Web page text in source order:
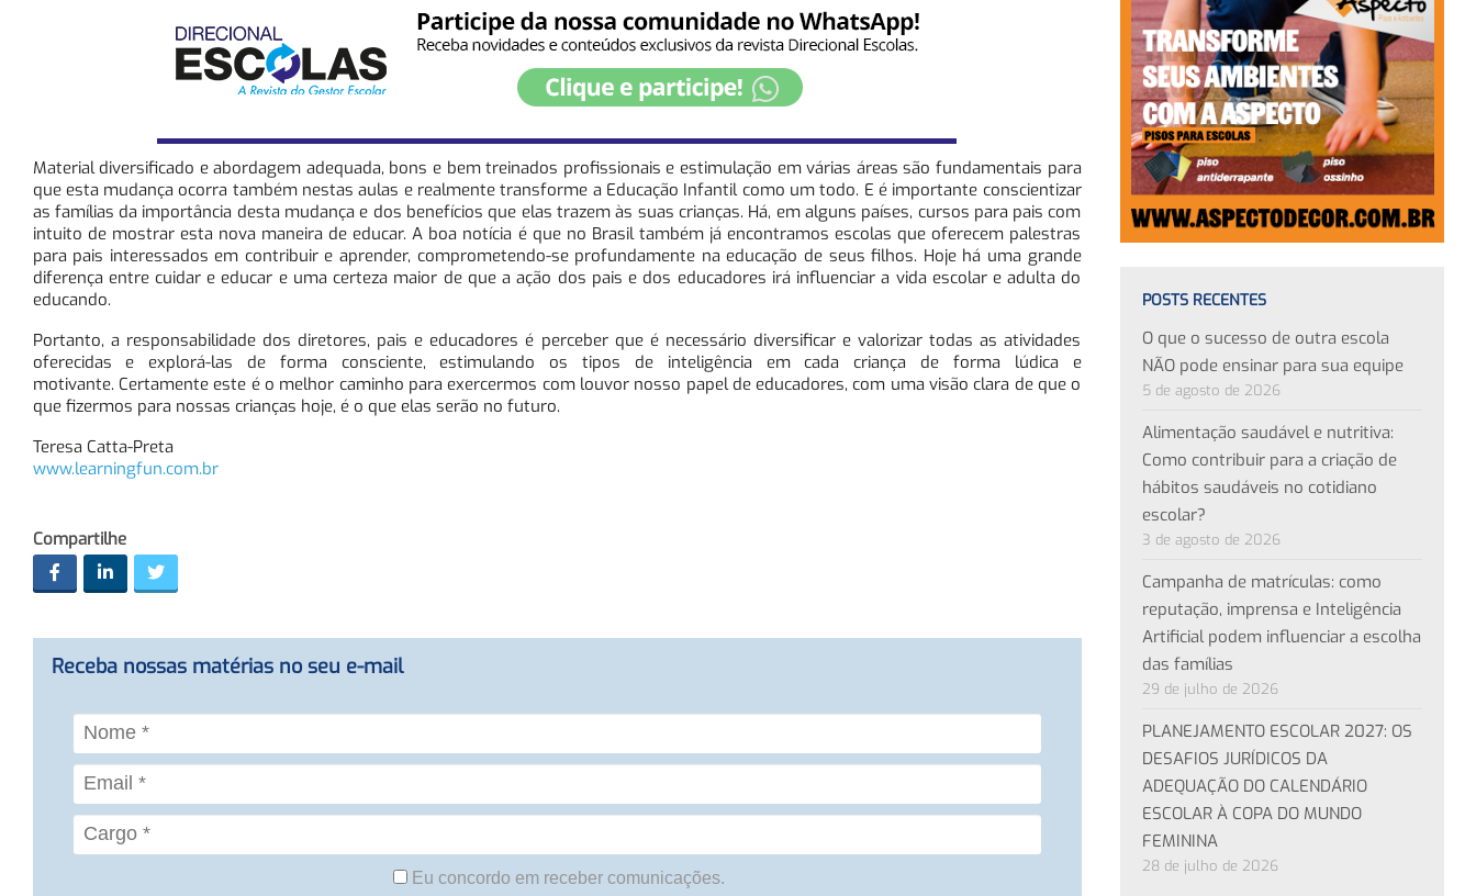
Material diversificado e abordagem adequada, bons e bem treinados profissionais e estimulação em várias áreas são fundamentais para
que esta mudança ocorra também nestas aulas e realmente transforme a Educação Infantil como um todo. E é importante conscientizar
as famílias da importância desta mudança e dos benefícios que elas trazem às suas crianças. Há, em alguns países, cursos para pais com
intuito de mostrar esta nova maneira de educar. A boa notícia é que no Brasil também já encontramos escolas que oferecem palestras
para pais interessados em contribuir e aprender, comprometendo-se profundamente na educação de seus filhos. Hoje há uma grande
diferença entre cuidar e educar e uma certeza maior de que a ação dos pais e dos educadores irá influenciar a vida escolar e adulta do
educando.
Portanto, a responsabilidade dos diretores, pais e educadores é perceber que é necessário diversificar e valorizar todas as atividades
oferecidas e explorá-las de forma consciente, estimulando os tipos de inteligência em cada criança de forma lúdica e
motivante. Certamente este é o melhor caminho para exercermos com louvor nosso papel de educadores, com uma visão clara de que o
que fizermos para nossas crianças hoje, é o que elas serão no futuro.
Teresa Catta-Preta
www.learningfun.com.br
Compartilhe
Receba nossas matérias no seu e-mail
Eu concordo em receber comunicações.
POSTS RECENTES
O que o sucesso de outra escola
NÃO pode ensinar para sua equipe
5 de agosto de 2026
Alimentação saudável e nutritiva:
Como contribuir para a criação de
hábitos saudáveis no cotidiano
escolar?
3 de agosto de 2026
Campanha de matrículas: como
reputação, imprensa e Inteligência
Artificial podem influenciar a escolha
das famílias
29 de julho de 2026
PLANEJAMENTO ESCOLAR 2027: OS
DESAFIOS JURÍDICOS DA
ADEQUAÇÃO DO CALENDÁRIO
ESCOLAR À COPA DO MUNDO
FEMININA
28 de julho de 2026